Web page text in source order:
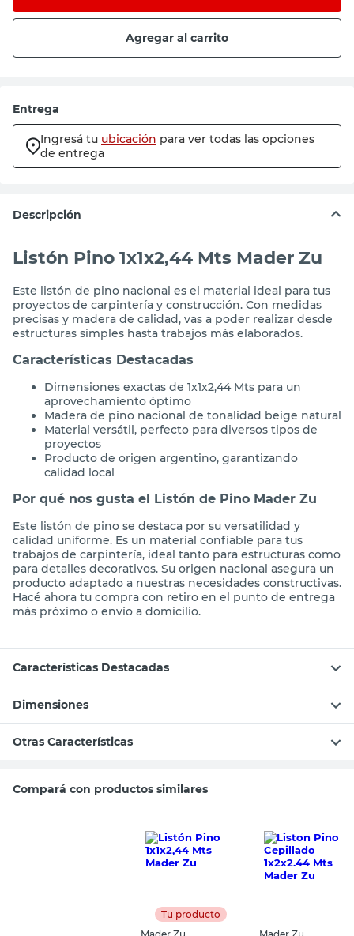
Agregar al carrito
Entrega
Ingresá tu ubicación para ver todas las opciones
de entrega
Descripción
Listón Pino 1x1x2,44 Mts Mader Zu
Este listón de pino nacional es el material ideal para tus
proyectos de carpintería y construcción. Con medidas
precisas y madera de calidad, vas a poder realizar desde
estructuras simples hasta trabajos más elaborados.
Características Destacadas
Dimensiones exactas de 1x1x2,44 Mts para un
aprovechamiento óptimo
Madera de pino nacional de tonalidad beige natural
Material versátil, perfecto para diversos tipos de
proyectos
Producto de origen argentino, garantizando
calidad local
Por qué nos gusta el Listón de Pino Mader Zu
Este listón de pino se destaca por su versatilidad y
calidad uniforme. Es un material confiable para tus
trabajos de carpintería, ideal tanto para estructuras como
para detalles decorativos. Su origen nacional asegura un
producto adaptado a nuestras necesidades constructivas.
Hacé ahora tu compra con retiro en el punto de entrega
más próximo o envío a domicilio.
Características Destacadas
Dimensiones
Otras Características
Compará con productos similares
Tu producto
Mader Zu
Mader Zu